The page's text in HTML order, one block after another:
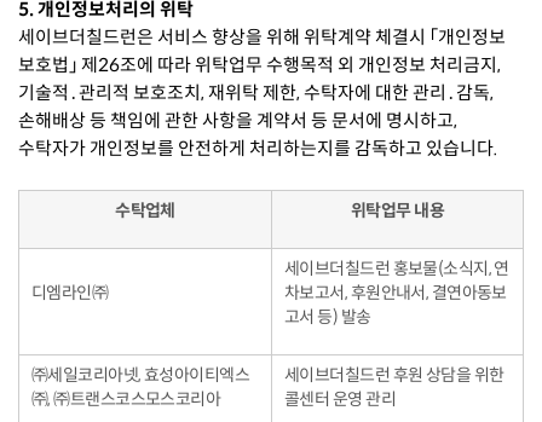
5. 개인정보처리의 위탁
세이브더칠드런은 서비스 향상을 위해 위탁계약 체결시 「개인정보
보호법」 제26조에 따라 위탁업무 수행목적 외 개인정보 처리금지,
기술적․관리적 보호조치, 재위탁 제한, 수탁자에 대한 관리․감독,
손해배상 등 책임에 관한 사항을 계약서 등 문서에 명시하고,
수탁자가 개인정보를 안전하게 처리하는지를 감독하고 있습니다.
수탁업체 위탁업무 내용
디엠라인㈜
세이브더칠드런 홍보물(소식지, 연
차보고서, 후원안내서, 결연아동보
고서 등) 발송
㈜세일코리아넷, 효성아이티엑스
㈜,㈜트랜스코스모스코리아
세이브더칠드런 후원 상담을 위한
콜센터 운영 관리